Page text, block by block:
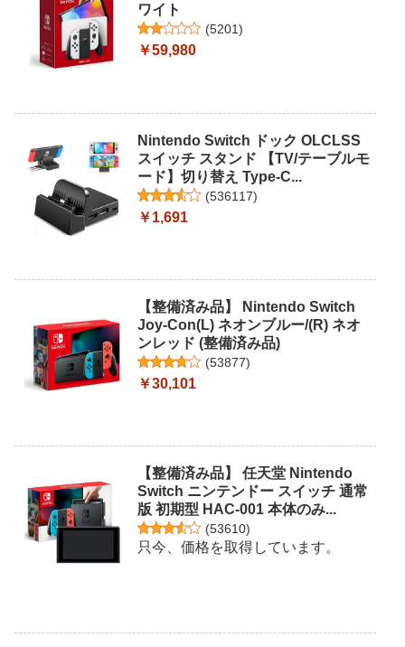
ワイト
(5201)
￥59,980
Nintendo Switch ドック OLCLSS
スイッチ スタンド 【TV/テーブルモ
ード】切り替え Type-C...
(536117)
￥1,691
【整備済み品】 Nintendo Switch
Joy-Con(L) ネオンブルー/(R) ネオ
ンレッド (整備済み品)
(53877)
￥30,101
【整備済み品】 任天堂 Nintendo
Switch ニンテンドー スイッチ 通常
版 初期型 HAC-001 本体のみ...
(53610)
只今、価格を取得しています。